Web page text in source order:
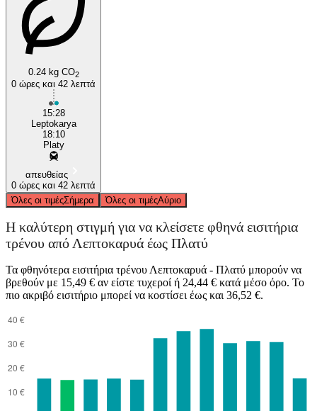
0.24 kg CO2
0 ώρες και 42 λεπτά
15:28
Leptokarya
18:10
Platy
απευθείας
0 ώρες και 42 λεπτά
Όλες οι τιμέςΣήμερα Όλες οι τιμέςΑύριο
Η καλύτερη στιγμή για να κλείσετε φθηνά εισιτήρια
τρένου από Λεπτοκαρυά έως Πλατύ
Τα φθηνότερα εισιτήρια τρένου Λεπτοκαρυά - Πλατύ μπορούν να
βρεθούν με 15,49 € αν είστε τυχεροί ή 24,44 € κατά μέσο όρο. Το
πιο ακριβό εισιτήριο μπορεί να κοστίσει έως και 36,52 €.